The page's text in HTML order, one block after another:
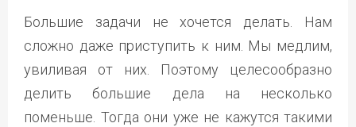
Большие задачи не хочется делать. Нам
сложно даже приступить к ним. Мы медлим,
увиливая от них. Поэтому целесообразно
делить большие дела на несколько
поменьше. Тогда они уже не кажутся такими